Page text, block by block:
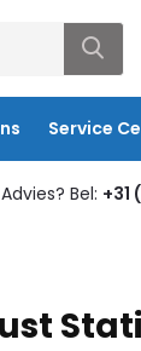
Service
Advies? Bel: +31